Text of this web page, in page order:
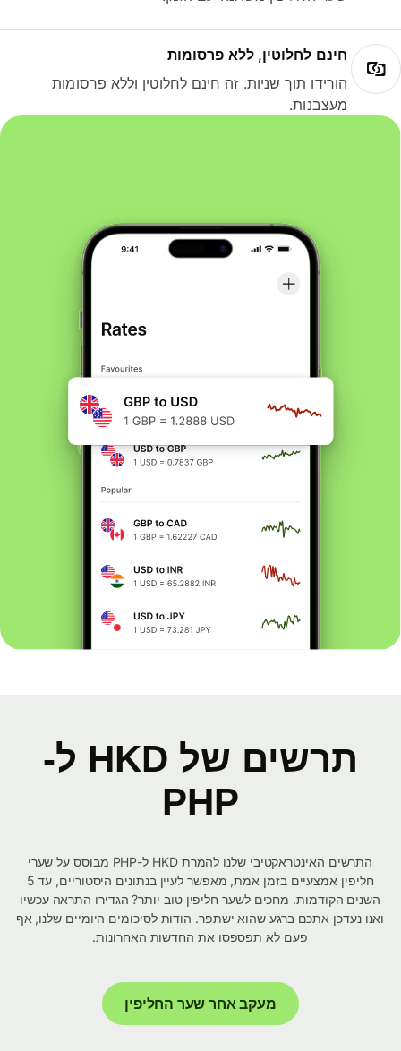
חינם לחלוטין, ללא פרסומות
הורידו תוך שניות. זה חינם לחלוטין וללא פרסומות
מעצבנות.
תרשים של HKD ל-
PHP
התרשים האינטראקטיבי שלנו להמרת HKD ל-PHP מבוסס על שערי
חליפין אמצעיים בזמן אמת, מאפשר לעיין בנתונים היסטוריים, עד 5
השנים הקודמות. מחכים לשער חליפין טוב יותר? הגדירו התראה עכשיו
ואנו נעדכן אתכם ברגע שהוא ישתפר. הודות לסיכומים היומיים שלנו, אף
פעם לא תפספסו את החדשות האחרונות.
מעקב אחר שער החליפין